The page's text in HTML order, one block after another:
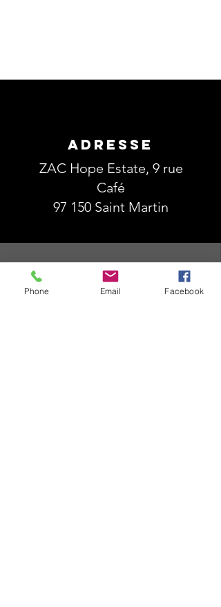
ADRESSE
ZAC Hope Estate, 9 rue
Café
97 150 Saint Martin
Phone Email Facebook